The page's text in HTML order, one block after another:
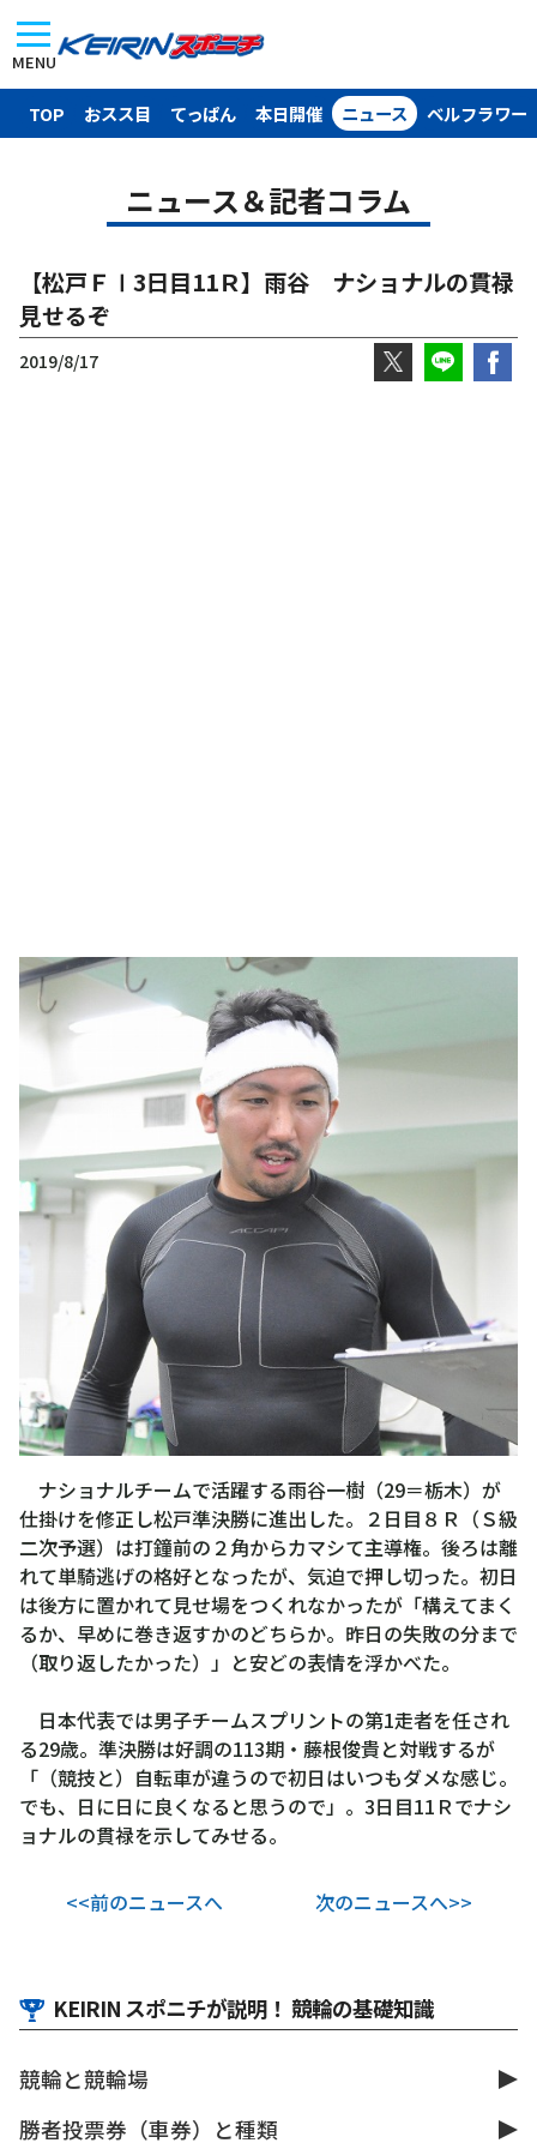
MENU
TOP おスス目 てっぱん 本日開催 ニュース ベルフラワー
ニュース＆記者コラム
【松戸ＦⅠ3日目11Ｒ】雨谷 ナショナルの貫禄
見せるぞ
2019/8/17
ナショナルチームで活躍する雨谷一樹（29＝栃木）が
仕掛けを修正し松戸準決勝に進出した。２日目８Ｒ（Ｓ級
二次予選）は打鐘前の２角からカマシて主導権。後ろは離
れて単騎逃げの格好となったが、気迫で押し切った。初日
は後方に置かれて見せ場をつくれなかったが「構えてまく
るか、早めに巻き返すかのどちらか。昨日の失敗の分まで
（取り返したかった）」と安どの表情を浮かべた。
日本代表では男子チームスプリントの第1走者を任され
る29歳。準決勝は好調の113期・藤根俊貴と対戦するが
「（競技と）自転車が違うので初日はいつもダメな感じ。
でも、日に日に良くなると思うので」。3日目11Ｒでナシ
ョナルの貫禄を示してみせる。
<<前のニュースへ 次のニュースへ>>
KEIRIN スポニチが説明！ 競輪の基礎知識
競輪と競輪場
勝者投票券（車券）と種類